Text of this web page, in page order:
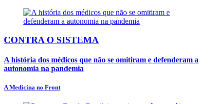
CONTRA O SISTEMA
A história dos médicos que não se omitiram e defenderam a
autonomia na pandemia
A Medicina no Front